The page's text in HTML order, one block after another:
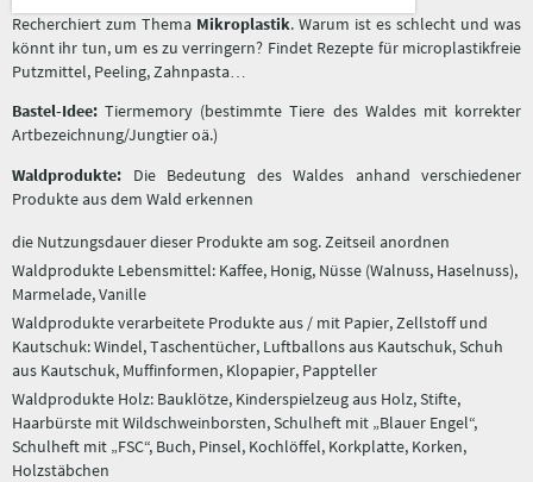
Recherchiert zum Thema Mikroplastik. Warum ist es schlecht und was
könnt ihr tun, um es zu verringern? Findet Rezepte für microplastikfreie
Putzmittel, Peeling, Zahnpasta…
Bastel-Idee: Tiermemory (bestimmte Tiere des Waldes mit korrekter
Artbezeichnung/Jungtier oä.)
Waldprodukte: Die Bedeutung des Waldes anhand verschiedener
Produkte aus dem Wald erkennen
die Nutzungsdauer dieser Produkte am sog. Zeitseil anordnen
Waldprodukte Lebensmittel: Kaffee, Honig, Nüsse (Walnuss, Haselnuss),
Marmelade, Vanille
Waldprodukte verarbeitete Produkte aus / mit Papier, Zellstoff und
Kautschuk: Windel, Taschentücher, Luftballons aus Kautschuk, Schuh
aus Kautschuk, Muffinformen, Klopapier, Pappteller
Waldprodukte Holz: Bauklötze, Kinderspielzeug aus Holz, Stifte,
Haarbürste mit Wildschweinborsten, Schulheft mit „Blauer Engel“,
Schulheft mit „FSC“, Buch, Pinsel, Kochlöffel, Korkplatte, Korken,
Holzstäbchen